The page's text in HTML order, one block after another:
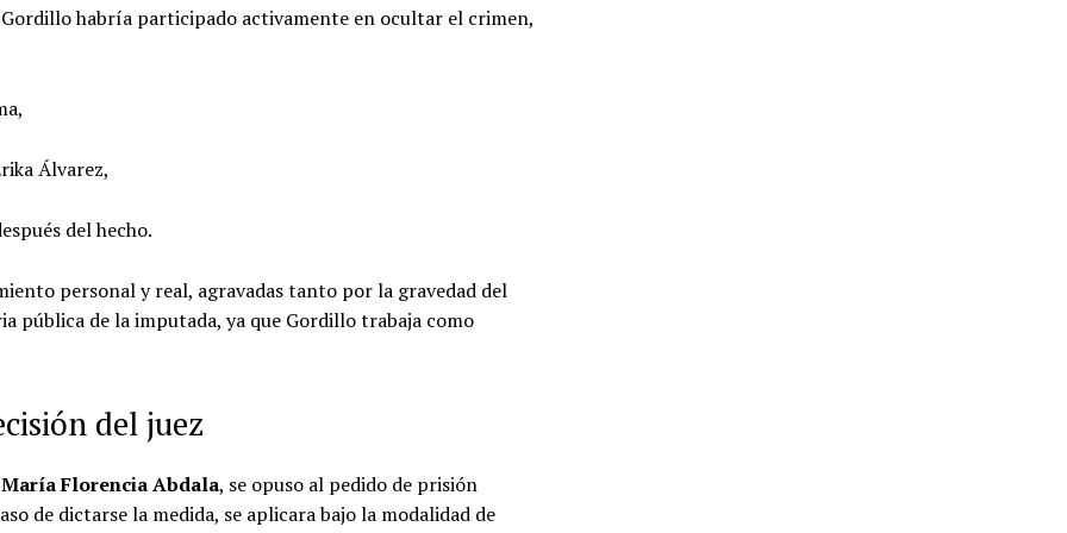
habría participado activamente en ocultar el crimen,
Álvarez,
del hecho.
personal y real, agravadas tanto por la gravedad del
de la imputada, ya que Gordillo trabaja como
del juez
María Florencia Abdala, se opuso al pedido de prisión
de dictarse la medida, se aplicara bajo la modalidad de